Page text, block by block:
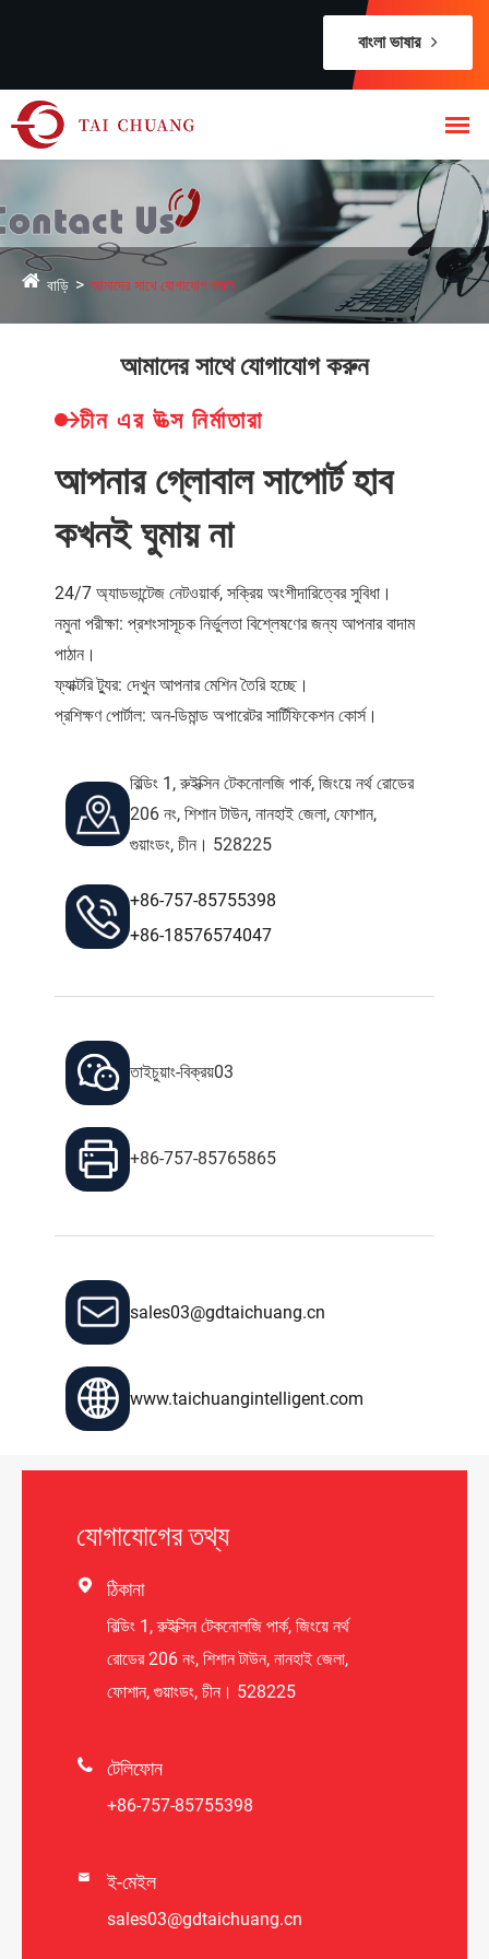
বাংলা ভাষার
বাড়ি আমাদের সাথে যোগাযোগ করুন
আমাদের সাথে যোগাযোগ করুন
বিল্ডিং 1, রুইক্সিন টেকনোলজি পার্ক, জিংয়ে নর্থ রোডের
206 নং, শিশান টাউন, নানহাই জেলা, ফোশান,
গুয়াংডং, চীন। 528225
+86-757-85755398
+86-18576574047
তাইচুয়াং-বিক্রয়03
+86-757-85765865
sales03@gdtaichuang.cn
www.taichuangintelligent.com
চীন এর উত্স নির্মাতারা
আপনার গ্লোবাল সাপোর্ট হাব
কখনই ঘুমায় না
24/7 অ্যাডভান্টেজ নেটওয়ার্ক, সক্রিয় অংশীদারিত্বের সুবিধা।
নমুনা পরীক্ষা: প্রশংসাসূচক নির্ভুলতা বিশ্লেষণের জন্য আপনার বাদাম
পাঠান।
ফ্যাক্টরি ট্যুর: দেখুন আপনার মেশিন তৈরি হচ্ছে।
প্রশিক্ষণ পোর্টাল: অন-ডিমান্ড অপারেটর সার্টিফিকেশন কোর্স।
যোগাযোগের তথ্য
 ঠিকানা
বিল্ডিং 1, রুইক্সিন টেকনোলজি পার্ক, জিংয়ে নর্থ
রোডের 206 নং, শিশান টাউন, নানহাই জেলা,
ফোশান, গুয়াংডং, চীন। 528225
 টেলিফোন
+86-757-85755398
 ই-মেইল
sales03@gdtaichuang.cn